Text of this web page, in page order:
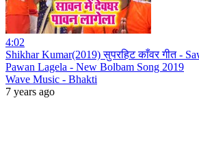
4:02
Shikhar Kumar(2019) सुपरहिट काँवर गीत -
Pawan Lagela - New Bolbam Song 2019
Wave Music - Bhakti
7 years ago